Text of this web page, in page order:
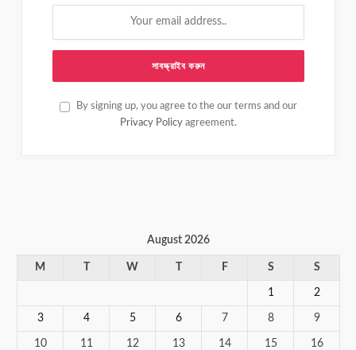
By signing up, you agree to the our terms and our
Privacy Policy agreement.
August 2026
M T W T F S S
1 2
3 4 5 6 7 8 9
10 11 12 13 14 15 16